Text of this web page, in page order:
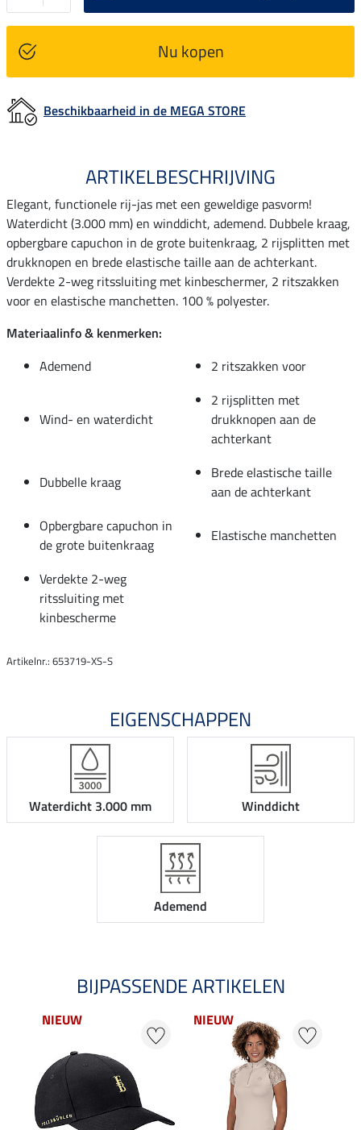
Nu kopen
Beschikbaarheid in de MEGA STORE
ARTIKELBESCHRIJVING
Elegant, functionele rij-jas met een geweldige pasvorm!
Waterdicht (3.000 mm) en winddicht, ademend. Dubbele kraag,
opbergbare capuchon in de grote buitenkraag, 2 rijsplitten met
drukknopen en brede elastische taille aan de achterkant.
Verdekte 2-weg ritssluiting met kinbeschermer, 2 ritszakken
voor en elastische manchetten. 100 % polyester.
Materiaalinfo & kenmerken:
Ademend
2 ritszakken voor
Wind- en waterdicht
2 rijsplitten met
drukknopen aan de
achterkant
Dubbelle kraag
Brede elastische taille
aan de achterkant
Opbergbare capuchon in
de grote buitenkraag
Elastische manchetten
Verdekte 2-weg
ritssluiting met
kinbescherme
Artikelnr.: 653719-XS-S
EIGENSCHAPPEN
Waterdicht 3.000 mm Winddicht
Ademend
BIJPASSENDE ARTIKELEN
NIEUW NIEUW